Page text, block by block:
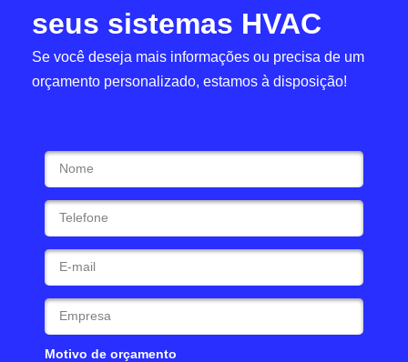
seus sistemas HVAC
Se você deseja mais informações ou precisa de um
orçamento personalizado, estamos à disposição!
Motivo de orçamento